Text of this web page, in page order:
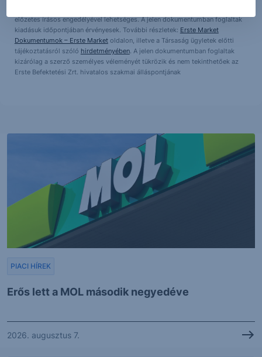
előzetes írásos engedélyével lehetséges. A jelen dokumentumban foglaltak
kiadásuk időpontjában érvényesek. További részletek: Erste Market
Dokumentumok – Erste Marketoldalon, illetve a Társaság ügyletek előtti
tájékoztatásról szóló hirdetményében. A jelen dokumentumban foglaltak
kizárólag a szerző személyes véleményét tükrözik és nem tekinthetőek az
Erste Befektetési Zrt. hivatalos szakmai álláspontjának
Erős lett a MOL második negyedéve
PIACI HÍREK
2026. augusztus 7.